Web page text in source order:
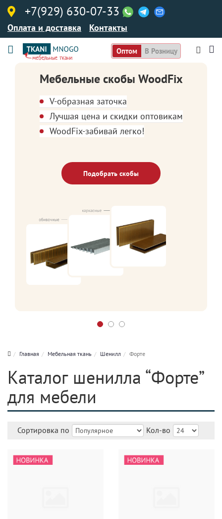
+7(929) 630-07-33
Оплата и доставка Контакты
Оптом В Розницу
Мебельные скобы WoodFix
V-образная заточка
Лучшая цена и скидки оптовикам
WoodFix-забивай легко!
Подобрать скобы
Главная Мебельная ткань Шенилл Форте
Каталог шенилла “Форте”
для мебели
Сортировка по Кол-во